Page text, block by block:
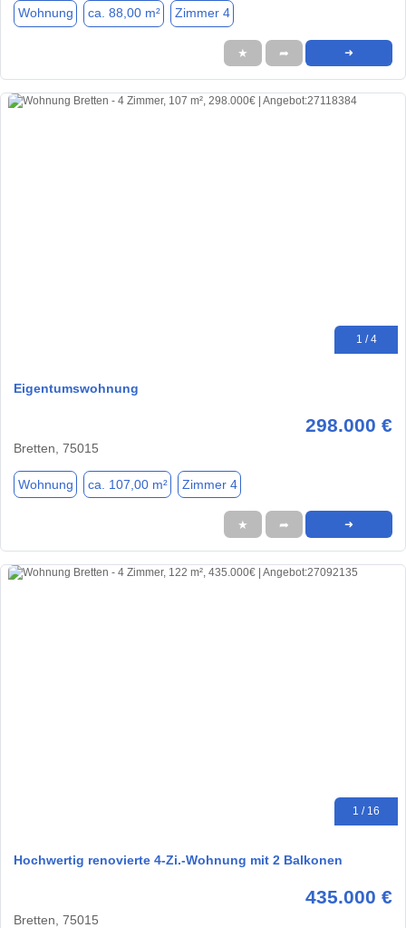
Wohnung ca. 88,00 m² Zimmer 4
★ ➦ ➜
1 / 4
Eigentumswohnung
298.000 €
Bretten, 75015
Wohnung ca. 107,00 m² Zimmer 4
★ ➦ ➜
1 / 16
Hochwertig renovierte 4-Zi.-Wohnung mit 2 Balkonen
435.000 €
Bretten, 75015